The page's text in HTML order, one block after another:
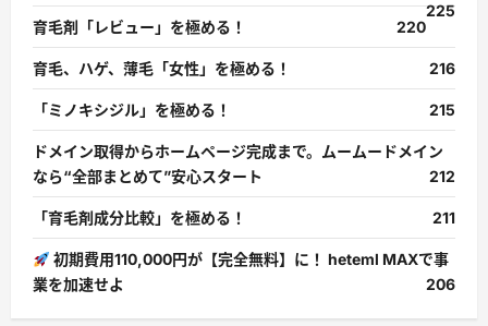
225
育毛剤「レビュー」を極める！
220
育毛、ハゲ、薄毛「女性」を極める！ 216
「ミノキシジル」を極める！ 215
ドメイン取得からホームページ完成まで。ムームードメイン
なら“全部まとめて”安心スタート
212
「育毛剤成分比較」を極める！ 211
初期費用110,000円が【完全無料】に！ heteml MAXで事
業を加速せよ
206